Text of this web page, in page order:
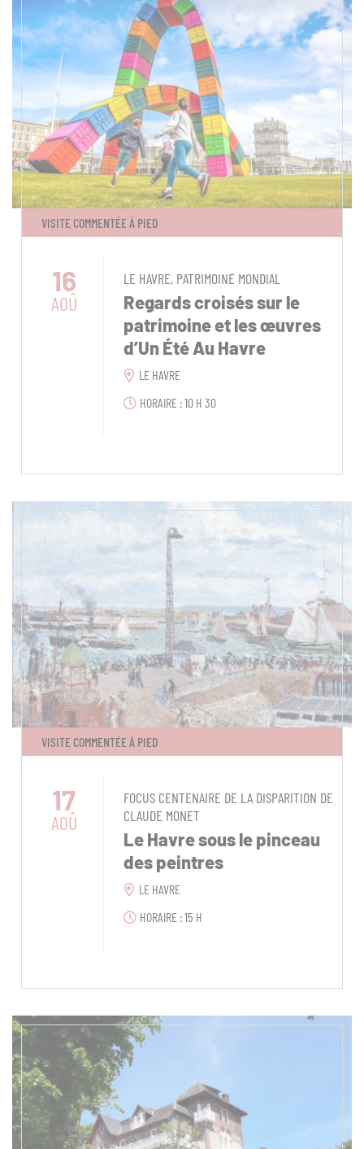
VISITE COMMENTÉE À PIED
16
AOÛ
LE HAVRE, PATRIMOINE MONDIAL
Regards croisés sur le
patrimoine et les œuvres
d’Un Été Au Havre
LE HAVRE
HORAIRE : 10 H 30
VISITE COMMENTÉE À PIED
17
AOÛ
FOCUS CENTENAIRE DE LA DISPARITION DE
CLAUDE MONET
Le Havre sous le pinceau
des peintres
LE HAVRE
HORAIRE : 15 H